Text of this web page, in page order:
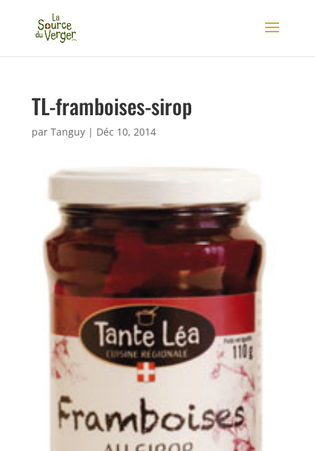
TL-framboises-sirop
par Tanguy| Déc 10, 2014